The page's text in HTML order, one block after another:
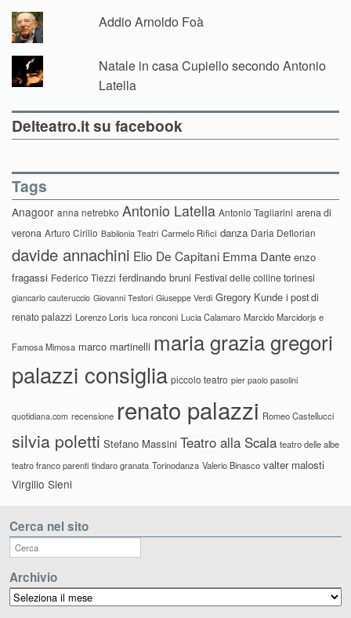
Addio Arnoldo Foà
Natale in casa Cupiello secondo Antonio
Latella
Delteatro.it su facebook
Tags
Anagoor anna netrebko Antonio Latella Antonio Tagliarini arena di
verona Arturo Cirillo Babilonia Teatri Carmelo Rifici danza Daria Deflorian
davide annachini Elio De Capitani Emma Dante enzo
fragassi Federico Tiezzi ferdinando bruni Festival delle colline torinesi
giancarlo cauteruccio Giovanni Testori Giuseppe Verdi Gregory Kunde i post di
renato palazzi Lorenzo Loris luca ronconi Lucia Calamaro Marcido Marcidorjs e
Famosa Mimosa marco martinelli maria grazia gregori
palazzi consiglia piccolo teatro pier paolo pasolini
quotidiana.com recensione renato palazzi Romeo Castellucci
silvia poletti Stefano Massini Teatro alla Scala teatro delle albe
teatro franco parenti tindaro granata Torinodanza Valerio Binasco valter malosti
Virgilio Sieni
Cerca nel sito
Archivio
Archivio